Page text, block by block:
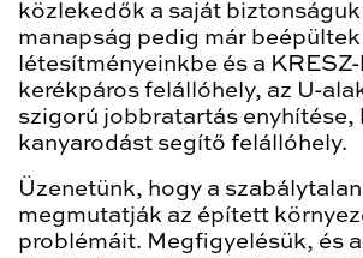
közlekedők a saját
manapság pedig már
létesítményeinkbe és a
kerékpáros felállóhely, az U-
szigorú jobbratartás enyhítése,
kanyarodást segítő felállóhely.
Üzenetünk, hogy a
megmutatják az épített
problémáit. Megfigyelésük, és